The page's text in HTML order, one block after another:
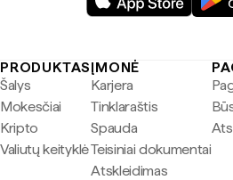
PRODUKTAS
Šalys
Mokesčiai
Kripto
Valiutų keityklė
ĮMONĖ
Karjera
Tinklaraštis
Spauda
Teisiniai dokumentai
Atskleidimas